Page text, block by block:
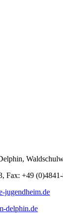
Fax: +49
delphin.de